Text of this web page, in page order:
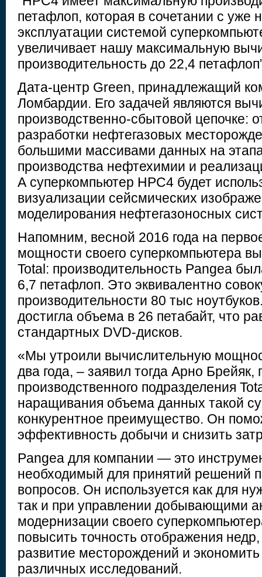
петафлоп, которая в сочетании с уже
эксплуатации системой
увеличивает нашу максимальную
производительность до 22,4
Дата-центр Green, принадлежащий
Ломбардии. Его задачей являются
производственно-сбытовой цепочке:
разработки нефтегазовых
большими массивами данных на
производства нефтехимии и
А суперкомпьютер HPC4 будет
визуализации сейсмических
моделирования нефтегазоносных
Напомним, весной 2016 года на
мощности своего суперкомпьютера
Total: производительность Pangea
6,7 петафлоп. Это эквивалентно
производительности 80 тыс
достигла объема в 26 петабайт, что
стандартных DVD-дисков.
«Мы утроили вычислительную
два года, – заявил тогда Арно Брейяк,
производственного подразделения
наращивания объема данных такой
конкурентное преимущество. Он
эффективность добычи и снизить
Pangea для компании — это
необходимый для принятий решений
вопросов. Он используется как для
так и при управлении добывающими
модернизации своего
повысить точность отображения
развитие месторождений и
различных исследований.